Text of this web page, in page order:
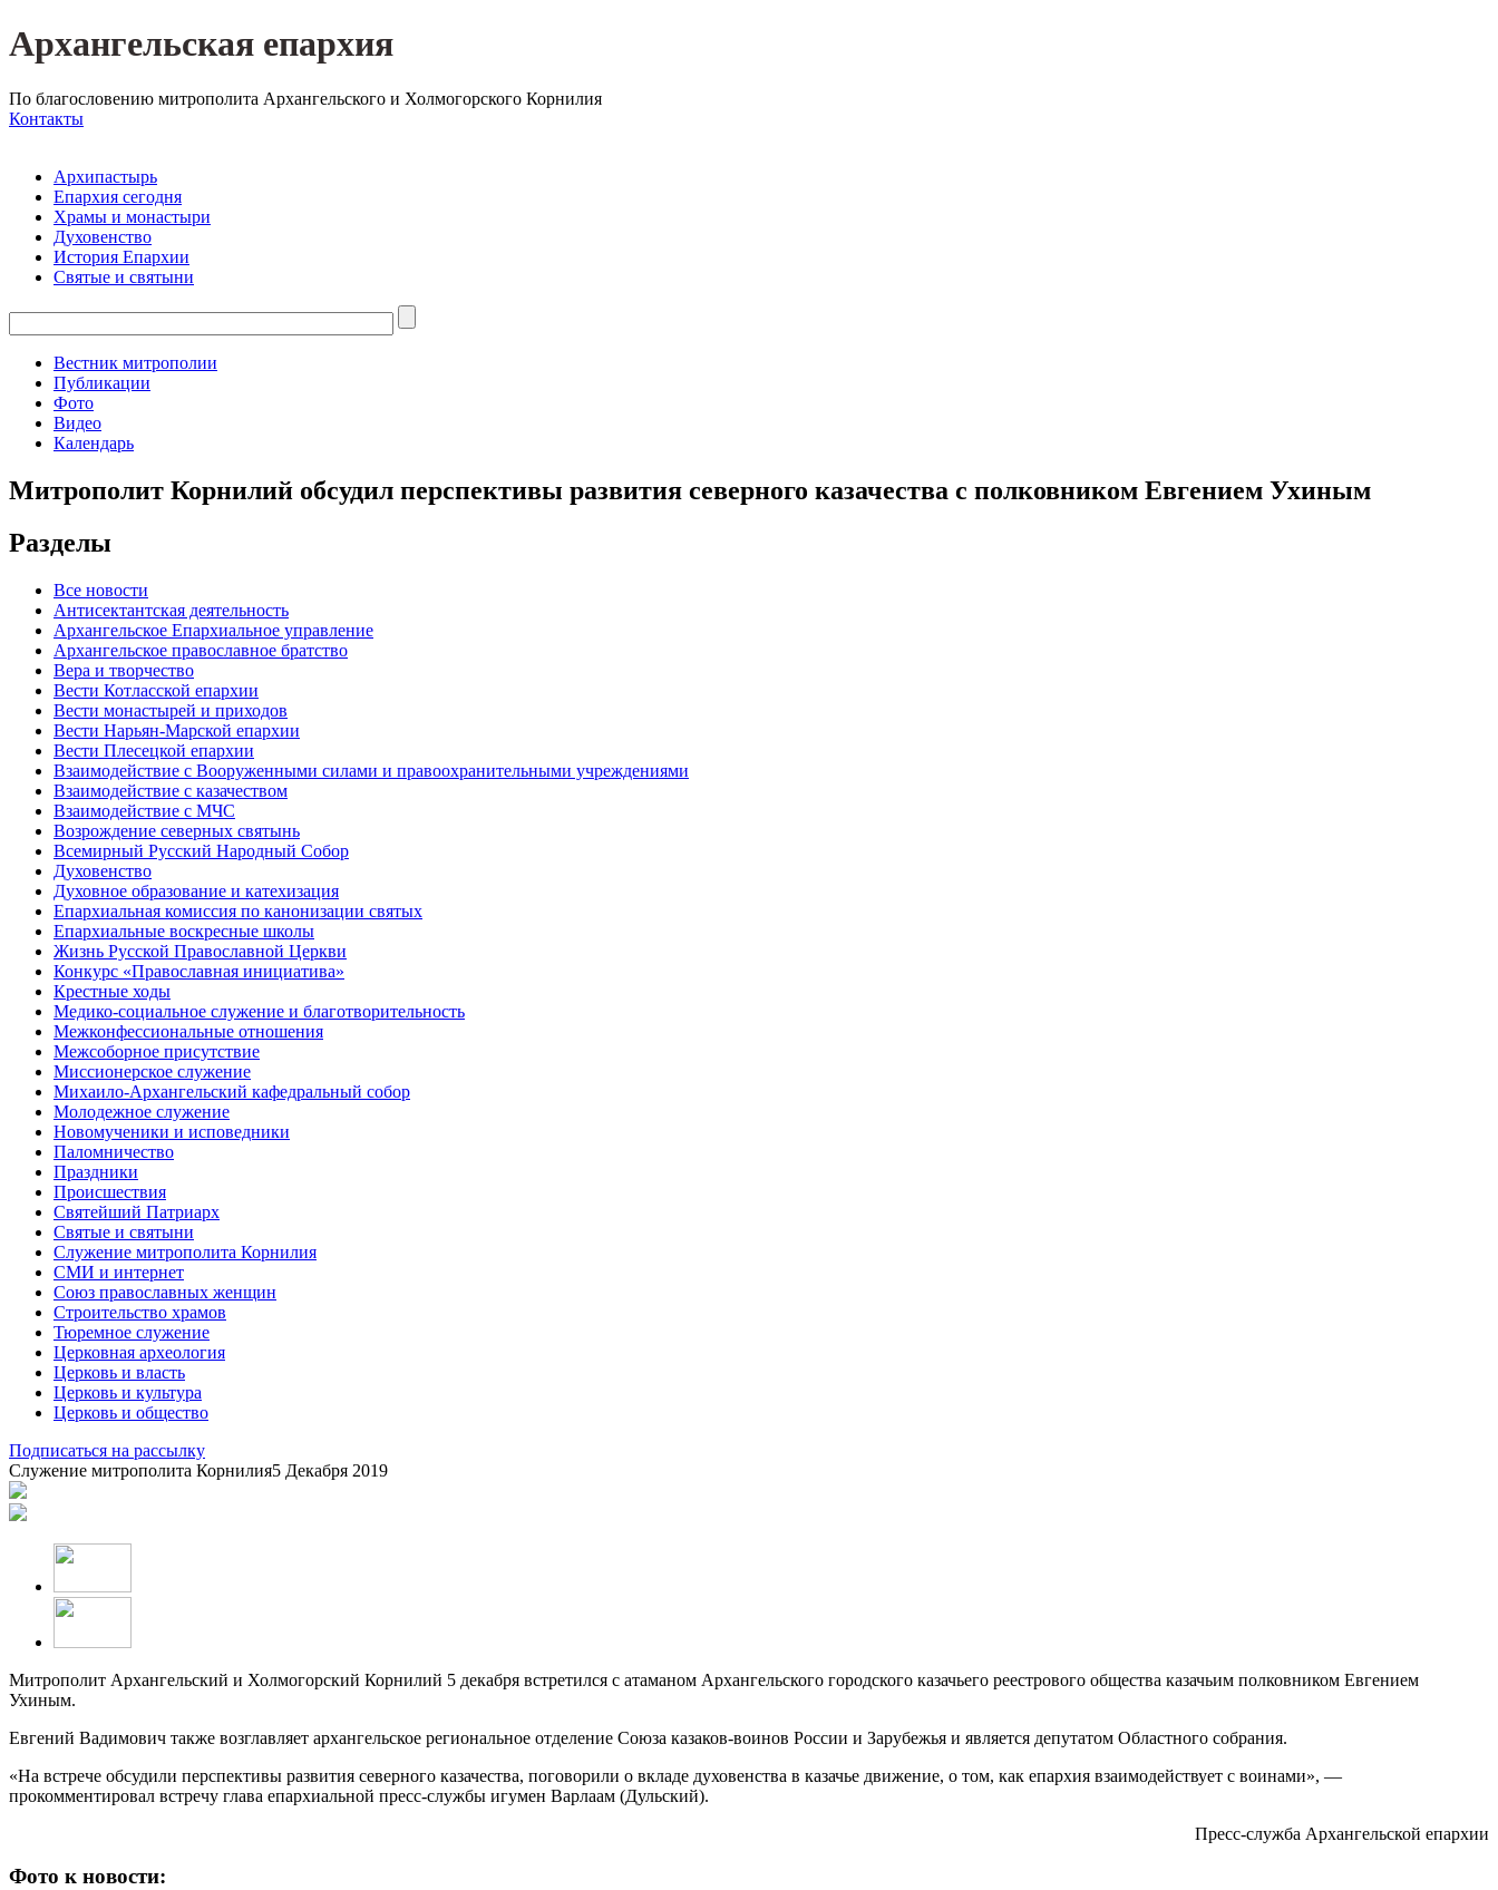
Архангельская епархия
По благословению митрополита Архангельского и Холмогорского Корнилия
Контакты
Архипастырь
Епархия сегодня
Храмы и монастыри
Духовенство
История Епархии
Святые и святыни
Вестник митрополии
Публикации
Фото
Видео
Календарь
Митрополит Корнилий обсудил перспективы развития северного казачества с полковником Евгением Ухиным
Разделы
Все новости
Антисектантская деятельность
Архангельское Епархиальное управление
Архангельское православное братство
Вера и творчество
Вести Котласской епархии
Вести монастырей и приходов
Вести Нарьян-Марской епархии
Вести Плесецкой епархии
Взаимодействие с Вооруженными силами и правоохранительными учреждениями
Взаимодействие с казачеством
Взаимодействие с МЧС
Возрождение северных святынь
Всемирный Русский Народный Собор
Духовенство
Духовное образование и катехизация
Епархиальная комиссия по канонизации святых
Епархиальные воскресные школы
Жизнь Русской Православной Церкви
Конкурс «Православная инициатива»
Крестные ходы
Медико-социальное служение и благотворительность
Межконфессиональные отношения
Межсоборное присутствие
Миссионерское служение
Михаило-Архангельский кафедральный собор
Молодежное служение
Новомученики и исповедники
Паломничество
Праздники
Происшествия
Святейший Патриарх
Святые и святыни
Служение митрополита Корнилия
СМИ и интернет
Союз православных женщин
Строительство храмов
Тюремное служение
Церковная археология
Церковь и власть
Церковь и культура
Церковь и общество
Подписаться на рассылку
Служение митрополита Корнилия5 Декабря 2019
Митрополит Архангельский и Холмогорский Корнилий 5 декабря встретился с атаманом Архангельского городского казачьего реестрового общества казачьим полковником Евгением
Ухиным.
Евгений Вадимович также возглавляет архангельское региональное отделение Союза казаков-воинов России и Зарубежья и является депутатом Областного собрания.
«На встрече обсудили перспективы развития северного казачества, поговорили о вкладе духовенства в казачье движение, о том, как епархия взаимодействует с воинами», —
прокомментировал встречу глава епархиальной пресс-службы игумен Варлаам (Дульский).
Пресс-служба Архангельской епархии
Фото к новости: